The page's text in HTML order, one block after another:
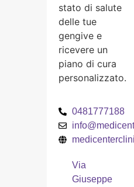
stato di salute
delle tue
gengive e
ricevere un
piano di cura
personalizzato.
0481777188
Via
Giuseppe